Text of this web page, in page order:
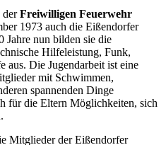
derFreiwilligen Feuerwehr
1973 auch die Eißendorfer
Jahre nun bilden sie die
Hilfeleistung, Funk,
aus. Die Jugendarbeit ist eine
mit Schwimmen,
spannenden Dinge
für die Eltern Möglichkeiten, sich
Mitglieder der Eißendorfer